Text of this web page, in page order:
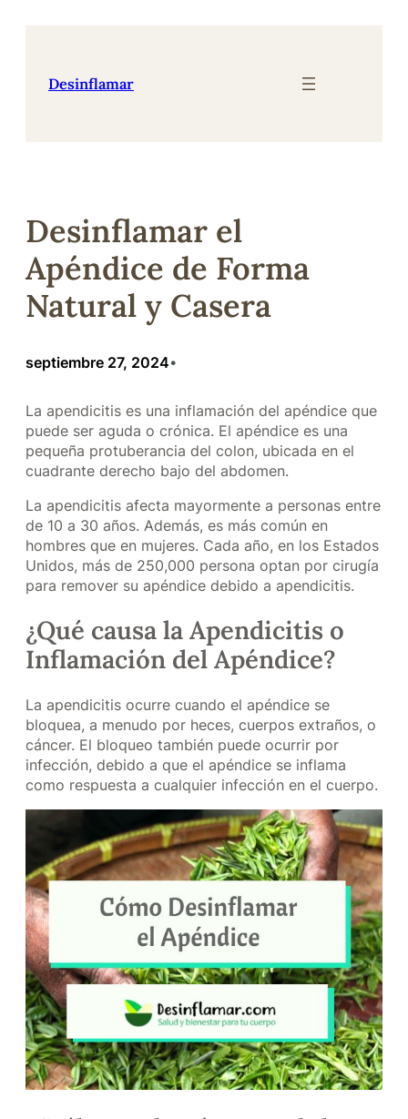
Desinflamar
Desinflamar el
Apéndice de Forma
Natural y Casera
septiembre 27, 2024•
La apendicitis es una inflamación del apéndice que
puede ser aguda o crónica. El apéndice es una
pequeña protuberancia del colon, ubicada en el
cuadrante derecho bajo del abdomen.
La apendicitis afecta mayormente a personas entre
de 10 a 30 años. Además, es más común en
hombres que en mujeres. Cada año, en los Estados
Unidos, más de 250,000 persona optan por cirugía
para remover su apéndice debido a apendicitis.
¿Qué causa la Apendicitis o
Inflamación del Apéndice?
La apendicitis ocurre cuando el apéndice se
bloquea, a menudo por heces, cuerpos extraños, o
cáncer. El bloqueo también puede ocurrir por
infección, debido a que el apéndice se inflama
como respuesta a cualquier infección en el cuerpo.